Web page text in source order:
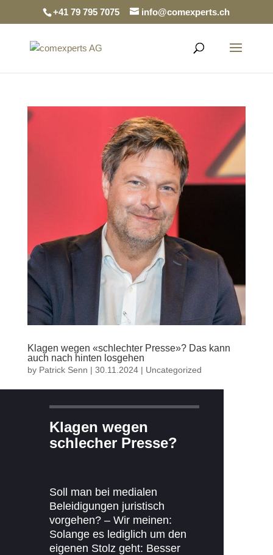
+41 79 795 7075 info@comexperts.ch
Klagen wegen «schlechter Presse»? Das kann
auch nach hinten losgehen
by Patrick Senn | 30.11.2024| Uncategorized
Klagen wegen
schlecher Presse?
Soll man bei medialen
Beleidigungen juristisch
vorgehen? – Wir meinen:
Solange es lediglich um den
eigenen Stolz geht: Besser